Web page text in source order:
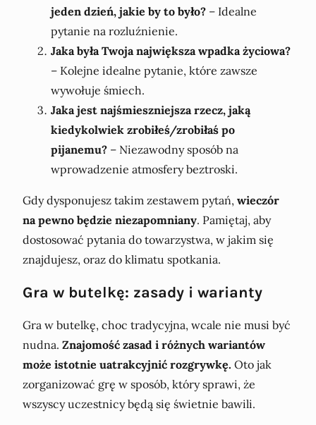
jeden dzień, jakie by to było? – Idealne
pytanie na rozluźnienie.
Jaka była Twoja największa wpadka życiowa?
– Kolejne idealne pytanie, które zawsze
wywołuje śmiech.
Jaka jest najśmieszniejsza rzecz, jaką
kiedykolwiek zrobiłeś/zrobiłaś po
pijanemu? – Niezawodny sposób na
wprowadzenie atmosfery beztroski.
Gdy dysponujesz takim zestawem pytań, wieczór
na pewno będzie niezapomniany. Pamiętaj, aby
dostosować pytania do towarzystwa, w jakim się
znajdujesz, oraz do klimatu spotkania.
Gra w butelkę: zasady i warianty
Gra w butelkę, choc tradycyjna, wcale nie musi być
nudna. Znajomość zasad i różnych wariantów
może istotnie uatrakcyjnić rozgrywkę. Oto jak
zorganizować grę w sposób, który sprawi, że
wszyscy uczestnicy będą się świetnie bawili.